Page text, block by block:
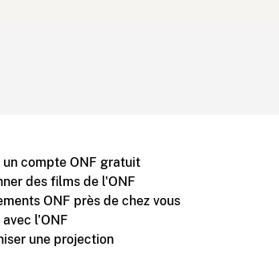
un compte ONF gratuit
des films de l'ONF
ONF près de chez vous
avec l'ONF
une projection